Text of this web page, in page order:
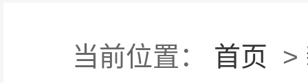
当前位置： 首页 >